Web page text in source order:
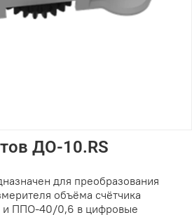
ДО-10.RS
для преобразования
объёма счётчика
и ППО-40/0,6 в цифровые